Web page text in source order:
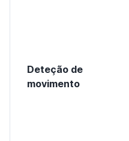
Deteção de
movimento